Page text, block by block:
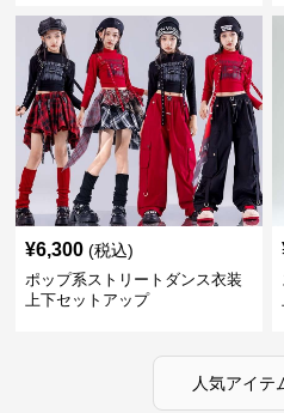
¥6,300 (税込)
ポップ系ストリートダンス衣装
上下セットアップ
人気アイテ